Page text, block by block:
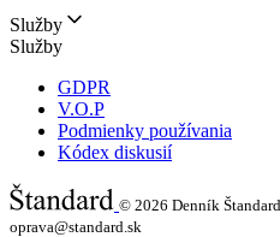
Služby
Služby
GDPR
V.O.P
Podmienky používania
Kódex diskusií
© 2026 Denník
oprava@standard.sk